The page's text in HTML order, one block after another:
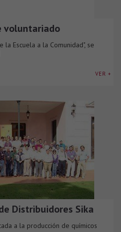
voluntariado
Escuela a la Comunidad", se
VER +
Distribuidores Sika
a la producción de químicos